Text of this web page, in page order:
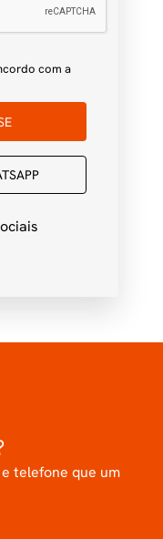
com a
telefone que um